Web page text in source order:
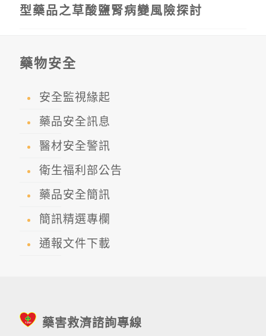
型藥品之草酸鹽腎病變風險探討
藥物安全
安全監視緣起
藥品安全訊息
醫材安全警訊
衛生福利部公告
藥品安全簡訊
簡訊精選專欄
通報文件下載
藥害救濟諮詢專線